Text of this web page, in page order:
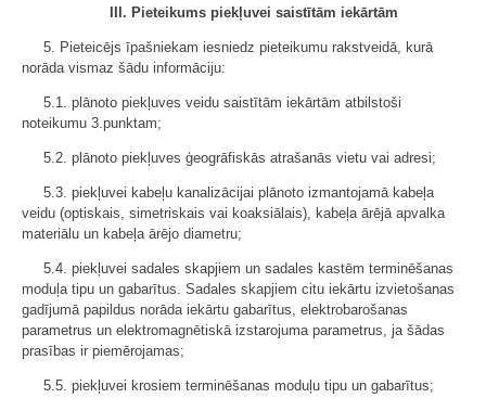
III. Pieteikums piekļuvei saistītām iekārtām
5. Pieteicējs īpašniekam iesniedz pieteikumu rakstveidā, kurā
norāda vismaz šādu informāciju:
5.1. plānoto piekļuves veidu saistītām iekārtām atbilstoši
noteikumu 3.punktam;
5.2. plānoto piekļuves ģeogrāfiskās atrašanās vietu vai adresi;
5.3. piekļuvei kabeļu kanalizācijai plānoto izmantojamā kabeļa
veidu (optiskais, simetriskais vai koaksiālais), kabeļa ārējā apvalka
materiālu un kabeļa ārējo diametru;
5.4. piekļuvei sadales skapjiem un sadales kastēm terminēšanas
moduļa tipu un gabarītus. Sadales skapjiem citu iekārtu izvietošanas
gadījumā papildus norāda iekārtu gabarītus, elektrobarošanas
parametrus un elektromagnētiskā izstarojuma parametrus, ja šādas
prasības ir piemērojamas;
5.5. piekļuvei krosiem terminēšanas moduļu tipu un gabarītus;